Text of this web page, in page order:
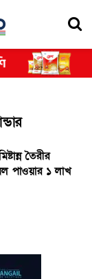
তৈরীর
পাওয়ার ১ লাখ